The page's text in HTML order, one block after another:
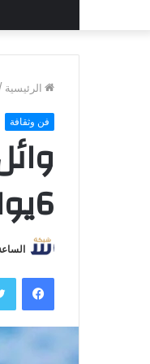
الرئيسية
فن وثقافة
6يوليو المقبل بكازابلانكا